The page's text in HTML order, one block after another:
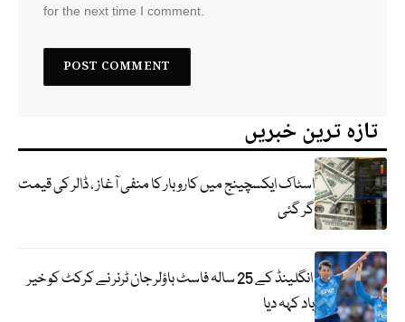
for the next time I comment.
تازہ ترین خبریں
اسٹاک ایکسچینج میں کاروبار کا منفی آغاز ، ڈالر کی قیمت
گر گئی
انگلینڈ کے 25 سالہ فاسٹ باؤلر جان ٹرنر نے کرکٹ کو خیر
باد کہہ دیا